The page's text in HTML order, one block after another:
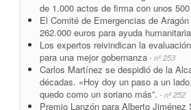
de 1.000 actos de firma con unos
El Comité de Emergencias de
262.000 euros para ayuda
Los expertos reivindican la
para una mejor gobernanza - nº 253
Carlos Martínez se despidió de la
décadas. «Hoy doy un paso a un
quedo como un soriano más”. - nº 252
Premio Lanzón para Alberto Jiménez